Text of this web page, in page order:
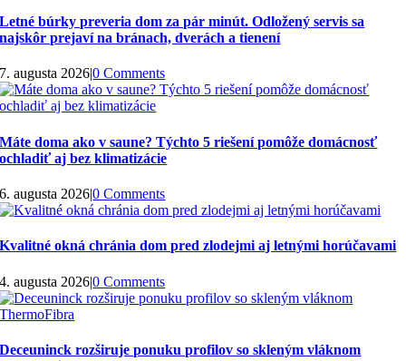
Letné búrky preveria dom za pár minút. Odložený servis sa
najskôr prejaví na bránach, dverách a tienení
7. augusta 2026|0 Comments
Máte doma ako v saune? Týchto 5 riešení pomôže domácnosť
ochladiť aj bez klimatizácie
6. augusta 2026|0 Comments
Kvalitné okná chránia dom pred zlodejmi aj letnými horúčavami
4. augusta 2026|0 Comments
Deceuninck rozširuje ponuku profilov so skleným vláknom